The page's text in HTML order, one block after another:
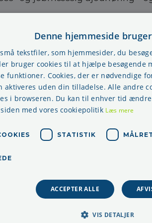
er oplagte til at
kan bruges til at diskutere, om
kan man lave en
være mulighed for at
ved skærmarbejde kan
for afvekslende arbejde, og det
af specielle arbejdsopgaver
fleksible arbejdstider
tid uden at gå ned i løn
Denne hjemmeside
tekstfiler, som hjemmesider, du
bruger cookies til at hjælpe besøgende
funktioner. Cookies, der er nødvendige
aktiveres uden din tilladelse. Alle andre
i browseren. Du kan til enhver tid
med vores cookiepolitik Læs mere
STATISTIK
ACCEPTER ALLE
VIS DETALJER